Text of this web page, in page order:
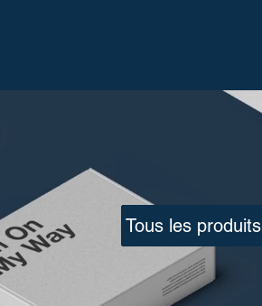
Tous les produits